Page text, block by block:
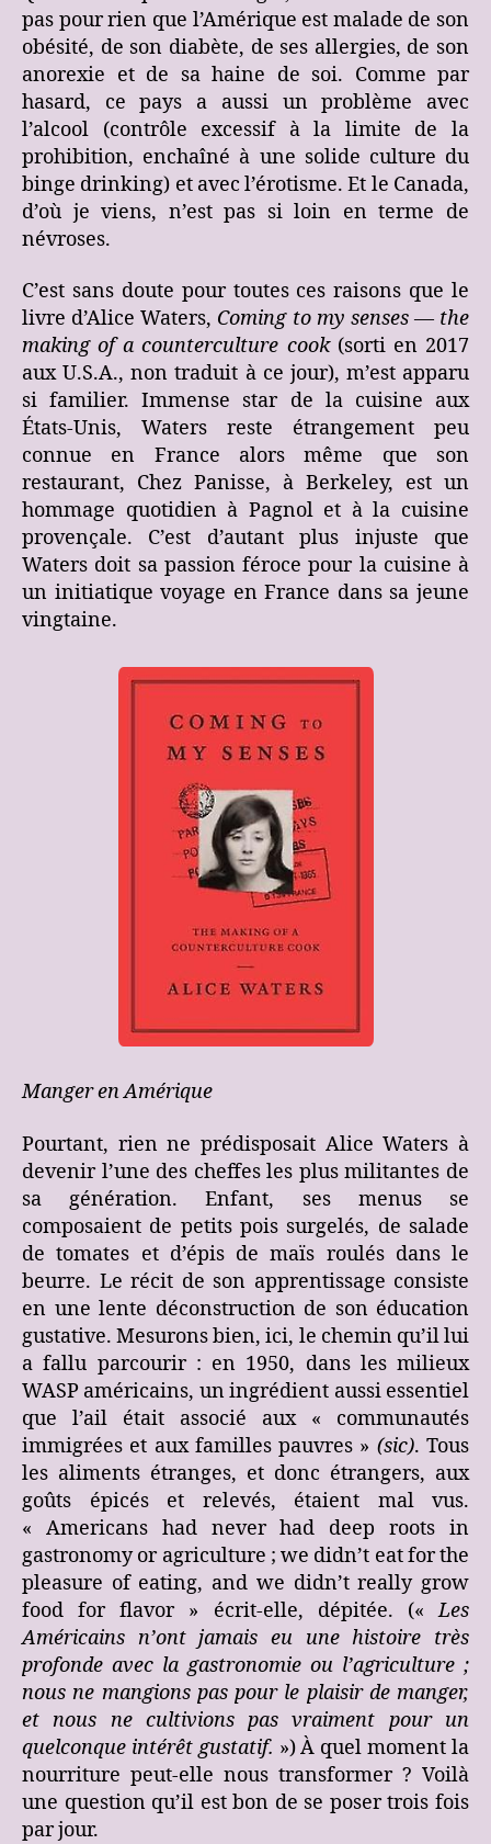
pas pour rien que l’Amérique est malade de son
obésité, de son diabète, de ses allergies, de son
anorexie et de sa haine de soi. Comme par
hasard, ce pays a aussi un problème avec
l’alcool (contrôle excessif à la limite de la
prohibition, enchaîné à une solide culture du
binge drinking) et avec l’érotisme. Et le Canada,
d’où je viens, n’est pas si loin en terme de
névroses.
C’est sans doute pour toutes ces raisons que le
livre d’Alice Waters, Coming to my senses — the
making of a counterculture cook(sorti en 2017
aux U.S.A., non traduit à ce jour), m’est apparu
si familier. Immense star de la cuisine aux
États-Unis, Waters reste étrangement peu
connue en France alors même que son
restaurant, Chez Panisse, à Berkeley, est un
hommage quotidien à Pagnol et à la cuisine
provençale. C’est d’autant plus injuste que
Waters doit sa passion féroce pour la cuisine à
un initiatique voyage en France dans sa jeune
vingtaine.
Manger en Amérique
Pourtant, rien ne prédisposait Alice Waters à
devenir l’une des cheffes les plus militantes de
sa génération. Enfant, ses menus se
composaient de petits pois surgelés, de salade
de tomates et d’épis de maïs roulés dans le
beurre. Le récit de son apprentissage consiste
en une lente déconstruction de son éducation
gustative. Mesurons bien, ici, le chemin qu’il lui
a fallu parcourir : en 1950, dans les milieux
WASP américains, un ingrédient aussi essentiel
que l’ail était associé aux « communautés
immigrées et aux familles pauvres » (sic). Tous
les aliments étranges, et donc étrangers, aux
goûts épicés et relevés, étaient mal vus.
« Americans had never had deep roots in
gastronomy or agriculture ; we didn’t eat for the
pleasure of eating, and we didn’t really grow
food for flavor » écrit-elle, dépitée. («Les
Américains n’ont jamais eu une histoire très
profonde avec la gastronomie ou l’agriculture ;
nous ne mangions pas pour le plaisir de manger,
et nous ne cultivions pas vraiment pour un
quelconque intérêt gustatif. ») À quel moment la
nourriture peut-elle nous transformer ? Voilà
une question qu’il est bon de se poser trois fois
par jour.